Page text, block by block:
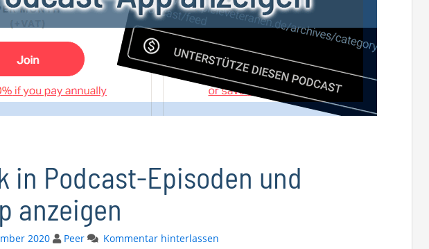
in Podcast-Episoden und
anzeigen
2020 Peer Kommentar hinterlassen